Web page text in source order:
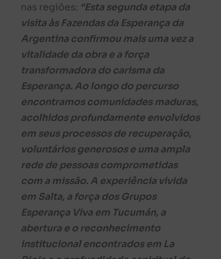
nas regiões: “Esta segunda etapa da
visita às Fazendas da Esperança da
Argentina confirmou mais uma vez a
vitalidade da obra e a força
transformadora do carisma da
Esperança. Ao longo do percurso
encontramos comunidades maduras,
acolhidos profundamente envolvidos
em seus processos de recuperação,
voluntários generosos e uma ampla
rede de pessoas comprometidas
com a missão. A experiência vivida
em Salta, a força dos Grupos
Esperança Viva em Tucumán, a
abertura e o reconhecimento
institucional encontrados em La